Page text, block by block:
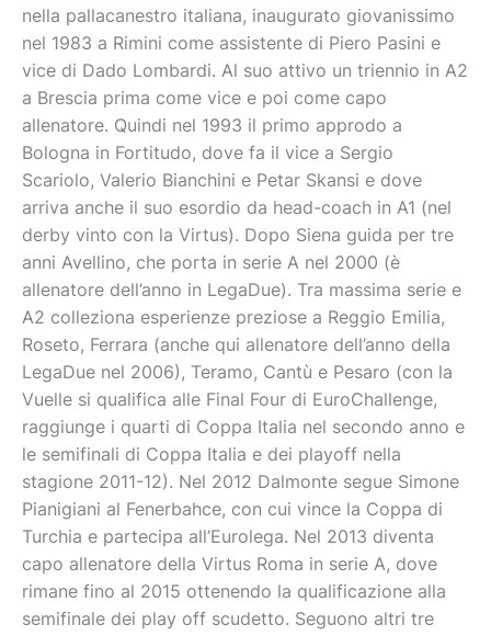
nella pallacanestro italiana, inaugurato giovanissimo
nel 1983 a Rimini come assistente di Piero Pasini e
vice di Dado Lombardi. Al suo attivo un triennio in A2
a Brescia prima come vice e poi come capo
allenatore. Quindi nel 1993 il primo approdo a
Bologna in Fortitudo, dove fa il vice a Sergio
Scariolo, Valerio Bianchini e Petar Skansi e dove
arriva anche il suo esordio da head-coach in A1 (nel
derby vinto con la Virtus). Dopo Siena guida per tre
anni Avellino, che porta in serie A nel 2000 (è
allenatore dell’anno in LegaDue). Tra massima serie e
A2 colleziona esperienze preziose a Reggio Emilia,
Roseto, Ferrara (anche qui allenatore dell’anno della
LegaDue nel 2006), Teramo, Cantù e Pesaro (con la
Vuelle si qualifica alle Final Four di EuroChallenge,
raggiunge i quarti di Coppa Italia nel secondo anno e
le semifinali di Coppa Italia e dei playoff nella
stagione 2011-12). Nel 2012 Dalmonte segue Simone
Pianigiani al Fenerbahce, con cui vince la Coppa di
Turchia e partecipa all’Eurolega. Nel 2013 diventa
capo allenatore della Virtus Roma in serie A, dove
rimane fino al 2015 ottenendo la qualificazione alla
semifinale dei play off scudetto. Seguono altri tre